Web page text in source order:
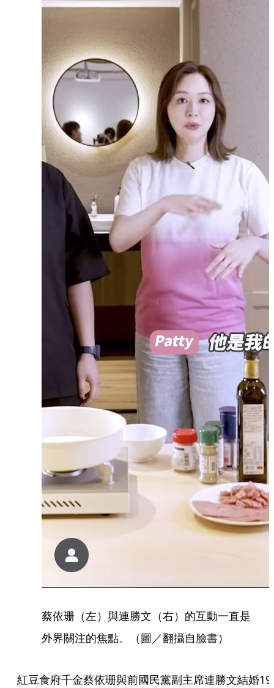
蔡依珊（左）與連勝文（右）的互動一直是
外界關注的焦點。（圖／翻攝自臉書）
紅豆食府千金蔡依珊與前國民黨副主席連勝文結婚19